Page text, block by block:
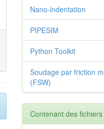
Nano-indentation
PIPESIM
Python Toolkit
Soudage par friction
(FSW)
Contenant des fichiers